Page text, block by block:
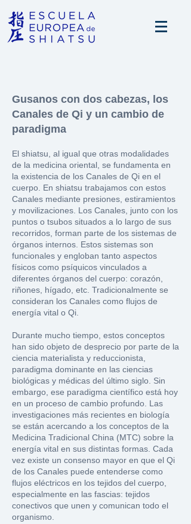
Gusanos con dos cabezas, los
Canales de Qi y un cambio de
paradigma
El shiatsu, al igual que otras modalidades
de la medicina oriental, se fundamenta en
la existencia de los Canales de Qi en el
cuerpo. En shiatsu trabajamos con estos
Canales mediante presiones, estiramientos
y movilizaciones. Los Canales, junto con los
puntos o tsubos situados a lo largo de sus
recorridos, forman parte de los sistemas de
órganos internos. Estos sistemas son
funcionales y engloban tanto aspectos
físicos como psíquicos vinculados a
diferentes órganos del cuerpo: corazón,
riñones, hígado, etc. Tradicionalmente se
consideran los Canales como flujos de
energía vital o Qi.
Durante mucho tiempo, estos conceptos
han sido objeto de desprecio por parte de la
ciencia materialista y reduccionista,
paradigma dominante en las ciencias
biológicas y médicas del último siglo. Sin
embargo, ese paradigma científico está hoy
en un proceso de cambio profundo. Las
investigaciones más recientes en biología
se están acercando a los conceptos de la
Medicina Tradicional China (MTC) sobre la
energía vital en sus distintas formas. Cada
vez existe un consenso mayor en que el Qi
de los Canales puede entenderse como
flujos eléctricos en los tejidos del cuerpo,
especialmente en las fascias: tejidos
conectivos que unen y comunican todo el
organismo.